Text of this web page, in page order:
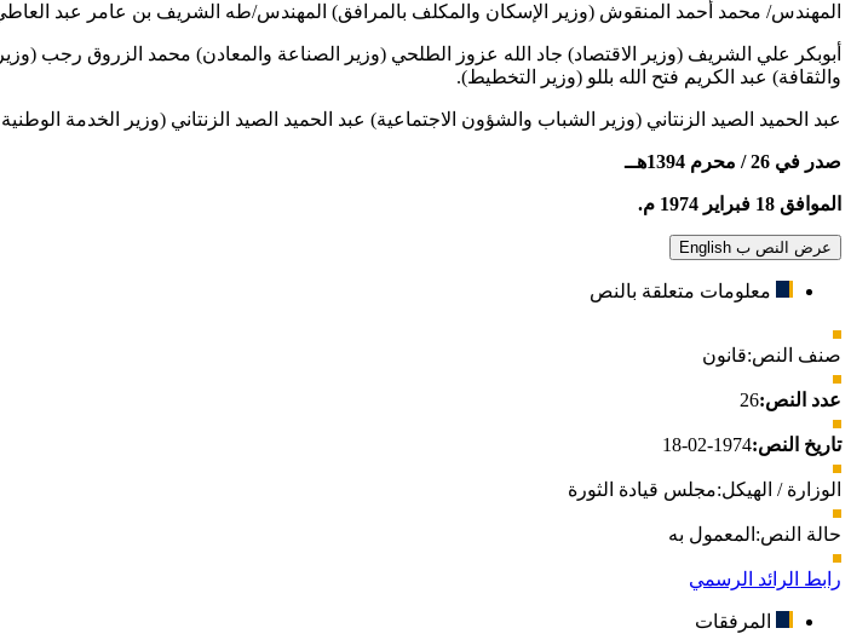
المهندس/ محمد أحمد المنقوش (وزير الإسكان والمكلف بالمرافق) المهندس/طه الشريف بن عامر عبد العاطي
أبوبكر علي الشريف (وزير الاقتصاد) جاد الله عزوز الطلحي (وزير الصناعة والمعادن) محمد الزروق رجب (وزير
والثقافة) عبد الكريم فتح الله بللو (وزير التخطيط).
عبد الحميد الصيد الزنتاني (وزير الشباب والشؤون الاجتماعية) عبد الحميد الصيد الزنتاني (وزير الخدمة
صدر في 26 / محرم 1394هــ
الموافق 18 فبراير 1974 م.
عرض النص ب English
معلومات متعلقة بالنص
صنف النص:قانون
عدد النص:26
تاريخ النص:1974-02-18
الوزارة / الهيكل:مجلس قيادة الثورة
حالة النص: المعمول به
رابط الرائد الرسمي
المرفقات